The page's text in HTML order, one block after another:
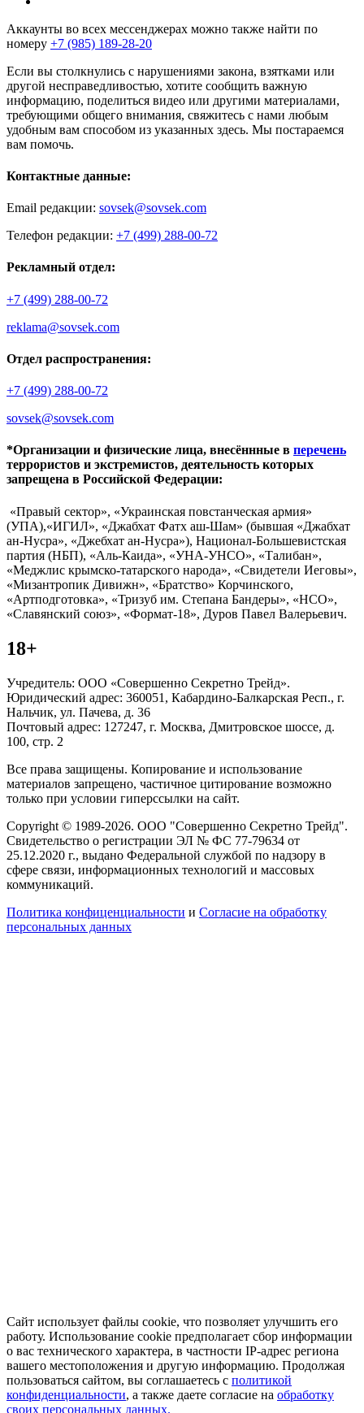
Аккаунты во всех мессенджерах можно также найти по
номеру +7 (985) 189-28-20
Если вы столкнулись с нарушениями закона, взятками или
другой несправедливостью, хотите сообщить важную
информацию, поделиться видео или другими материалами,
требующими общего внимания, свяжитесь с нами любым
удобным вам способом из указанных здесь. Мы постараемся
вам помочь.
Контактные данные:
Email редакции: sovsek@sovsek.com
Телефон редакции: +7 (499) 288-00-72
Рекламный отдел:
+7 (499) 288-00-72
reklama@sovsek.com
Отдел распространения:
+7 (499) 288-00-72
sovsek@sovsek.com
*Организации и физические лица, внесённные в перечень
террористов и экстремистов, деятельность которых
запрещена в Российской Федерации:
«Правый сектор», «Украинская повстанческая армия»
(УПА),«ИГИЛ», «Джабхат Фатх аш-Шам» (бывшая «Джабхат
ан-Нусра», «Джебхат ан-Нусра»), Национал-Большевистская
партия (НБП), «Аль-Каида», «УНА-УНСО», «Талибан»,
«Меджлис крымско-татарского народа», «Свидетели Иеговы»,
«Мизантропик Дивижн», «Братство» Корчинского,
«Артподготовка», «Тризуб им. Степана Бандеры», «НСО»,
«Славянский союз», «Формат-18», Дуров Павел Валерьевич.
18+
Учредитель: ООО «Совершенно Секретно Трейд».
Юридический адрес: 360051, Кабардино-Балкарская Респ., г.
Нальчик, ул. Пачева, д. 36
Почтовый адрес: 127247, г. Москва, Дмитровское шоссе, д.
100, стр. 2
Все права защищены. Копирование и использование
материалов запрещено, частичное цитирование возможно
только при условии гиперссылки на сайт.
Copyright © 1989-2026. ООО "Совершенно Секретно Трейд".
Свидетельство о регистрации ЭЛ № ФС 77-79634 от
25.12.2020 г., выдано Федеральной службой по надзору в
сфере связи, информационных технологий и массовых
коммуникаций.
Политика конфиценциальности и Согласие на обработку
персональных данных
Сайт использует файлы cookie, что позволяет улучшить его
работу. Использование cookie предполагает сбор информации
о вас технического характера, в частности IP-адрес региона
вашего местоположения и другую информацию. Продолжая
пользоваться сайтом, вы соглашаетесь с политикой
конфиденциальности, а также даете согласие на обработку
своих персональных данных.